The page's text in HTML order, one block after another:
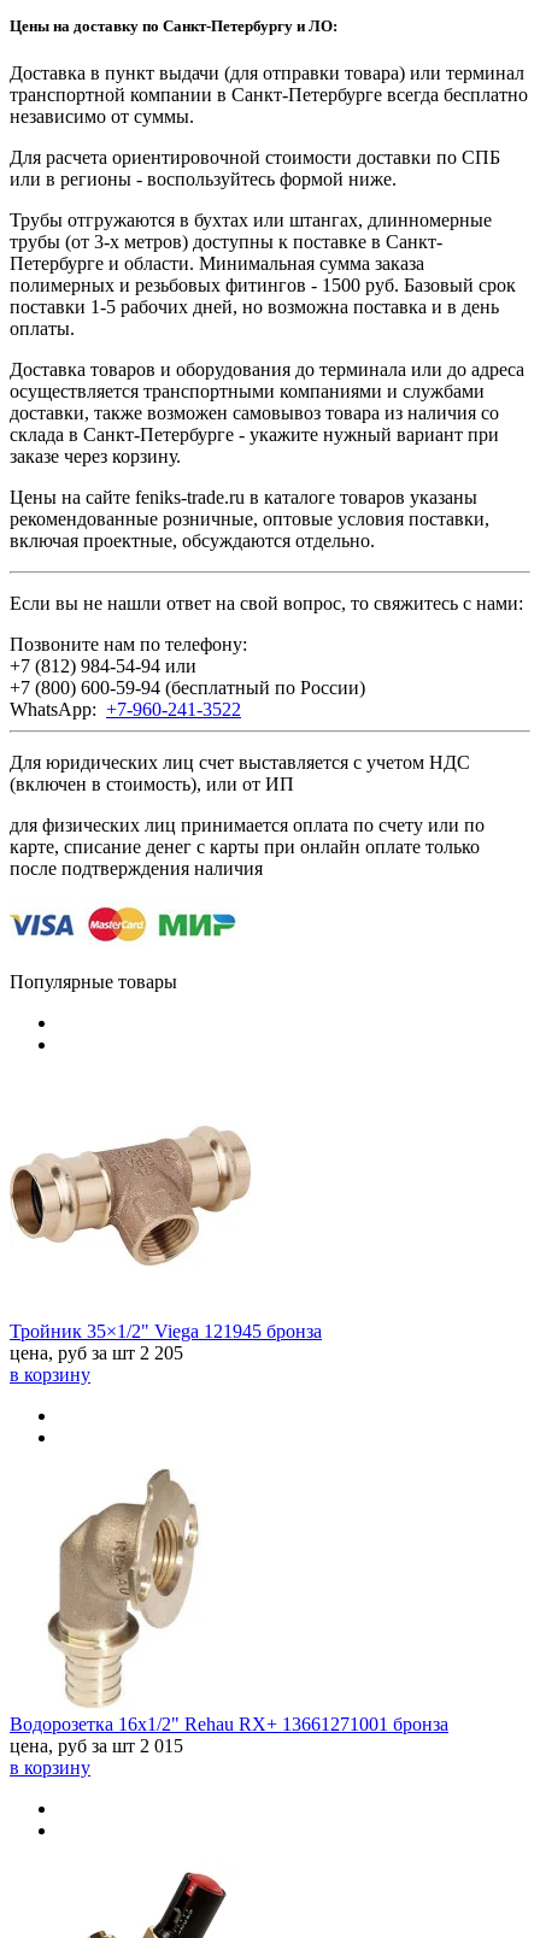
Цены на доставку по Санкт-Петербургу и ЛО:
Доставка в пункт выдачи (для отправки товара) или терминал
транспортной компании в Санкт-Петербурге всегда бесплатно
независимо от суммы.
Для расчета ориентировочной стоимости доставки по СПБ
или в регионы - воспользуйтесь формой ниже.
Трубы отгружаются в бухтах или штангах, длинномерные
трубы (от 3-х метров) доступны к поставке в Санкт-
Петербурге и области. Минимальная сумма заказа
полимерных и резьбовых фитингов - 1500 руб. Базовый срок
поставки 1-5 рабочих дней, но возможна поставка и в день
оплаты.
Доставка товаров и оборудования до терминала или до адреса
осуществляется транспортными компаниями и службами
доставки, также возможен самовывоз товара из наличия со
склада в Санкт-Петербурге - укажите нужный вариант при
заказе через корзину.
Цены на сайте feniks-trade.ru в каталоге товаров указаны
рекомендованные розничные, оптовые условия поставки,
включая проектные, обсуждаются отдельно.
Если вы не нашли ответ на свой вопрос, то свяжитесь с нами:
Позвоните нам по телефону:
+7 (812) 984-54-94 или
+7 (800) 600-59-94 (бесплатный по России)
WhatsApp: +7-960-241-3522
Для юридических лиц счет выставляется с учетом НДС
(включен в стоимость), или от ИП
для физических лиц принимается оплата по счету или по
карте, списание денег с карты при онлайн оплате только
после подтверждения наличия
Популярные товары
Тройник 35×1/2" Viega 121945 бронза
цена, руб за шт 2 205
в корзину
Водорозетка 16x1/2" Rehau RX+ 13661271001 бронза
цена, руб за шт 2 015
в корзину